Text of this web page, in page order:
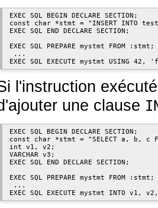
EXEC SQL BEGIN DECLARE SECTION;
const char *stmt = "INSERT INTO
EXEC SQL END DECLARE SECTION;
EXEC SQL PREPARE mystmt FROM :stmt;
...
l'instruction
une clause
EXEC SQL BEGIN DECLARE SECTION;
const char *stmt = "SELECT a, b, c
int v1, v2;
VARCHAR v3;
EXEC SQL END DECLARE SECTION;
EXEC SQL PREPARE mystmt FROM :stmt;
...